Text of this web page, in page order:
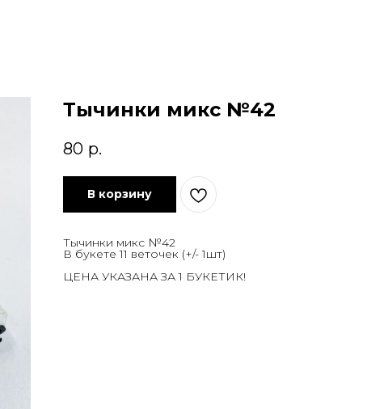
Тычинки микс №42
80 р.
В корзину
Тычинки микс №42
В букете 11 веточек (+/- 1шт)
ЦЕНА УКАЗАНА ЗА 1 БУКЕТИК!